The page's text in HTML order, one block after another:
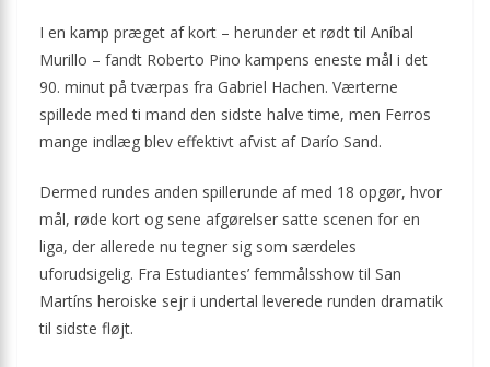
I en kamp præget af kort – herunder et rødt til Aníbal
Murillo – fandt Roberto Pino kampens eneste mål i det
90. minut på tværpas fra Gabriel Hachen. Værterne
spillede med ti mand den sidste halve time, men Ferros
mange indlæg blev effektivt afvist af Darío Sand.
Dermed rundes anden spillerunde af med 18 opgør, hvor
mål, røde kort og sene afgørelser satte scenen for en
liga, der allerede nu tegner sig som særdeles
uforudsigelig. Fra Estudiantes’ femmålsshow til San
Martíns heroiske sejr i undertal leverede runden dramatik
til sidste fløjt.